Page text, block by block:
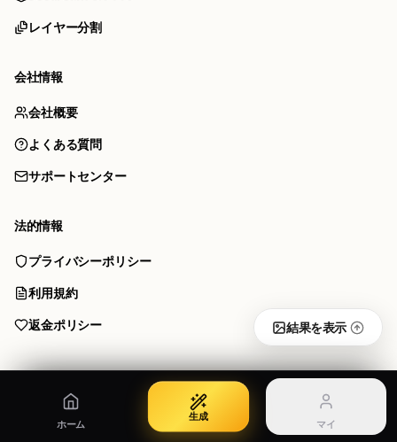
レイヤー分割
会社情報
会社概要
よくある質問
サポートセンター
法的情報
プライバシーポリシー
利用規約
返金ポリシー
言語バージョン
Seedream 5.0 Lite
軽量 Seedream 5.0 画像生成
レイヤー分割
料金
マイ
アカウントと履歴を管理
ログイン
アカウントにログイン
ホーム
生成
マイ
結果を表示